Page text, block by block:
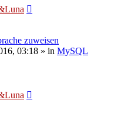
zuweisen
03:18 » in MySQL